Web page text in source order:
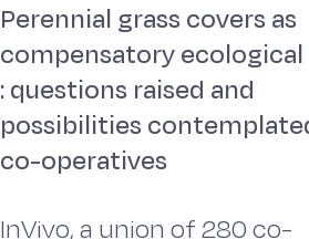
Perennial grass covers as
compensatory ecological
: questions raised and
possibilities
co-operatives
InVivo, a union of 280 co-